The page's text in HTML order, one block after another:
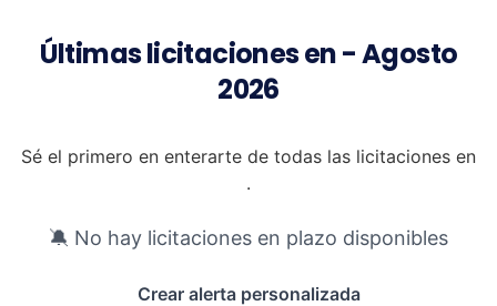
Últimas licitaciones en - Agosto
2026
Sé el primero en enterarte de todas las licitaciones en
.
🔕 No hay licitaciones en plazo disponibles
Crear alerta personalizada